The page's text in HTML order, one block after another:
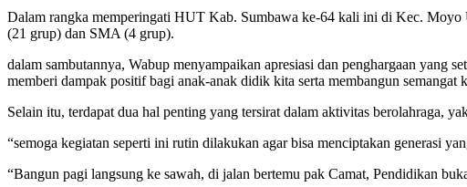
Dalam rangka memperingati HUT Kab. Sumbawa ke-64 kali ini di Kec.
(21 grup) dan SMA (4 grup).
dalam sambutannya, Wabup menyampaikan apresiasi dan penghargaan
memberi dampak positif bagi anak-anak didik kita serta membangun semangat
Selain itu, terdapat dua hal penting yang tersirat dalam aktivitas berolahraga,
“semoga kegiatan seperti ini rutin dilakukan agar bisa menciptakan generasi
“Bangun pagi langsung ke sawah, di jalan bertemu pak Camat, Pendidikan